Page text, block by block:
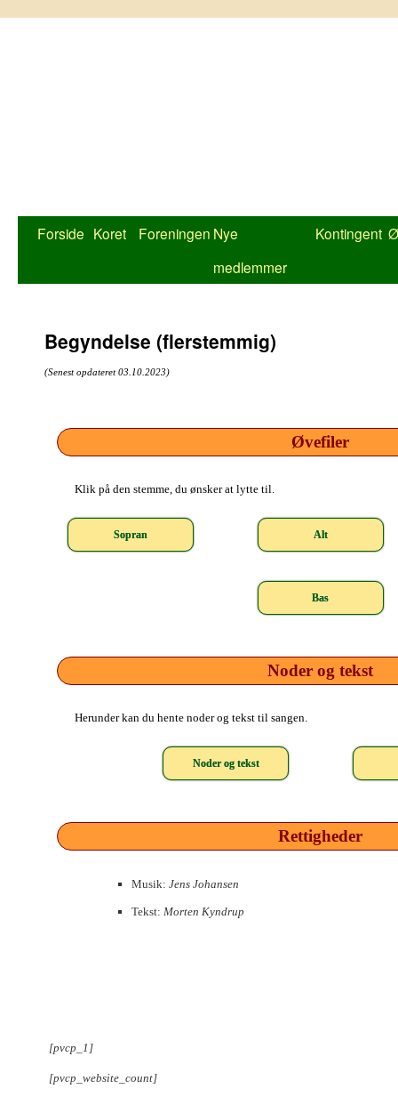
Forside Koret Foreningen Nye
medlemmer
Kontingent
Begyndelse (flerstemmig)
(Senest opdateret 03.10.2023)
Øvefiler
Klik på den stemme, du ønsker at lytte til.
Sopran Alt
Bas
Noder og tekst
Herunder kan du hente noder og tekst til sangen.
Noder og tekst
Rettigheder
Musik: Jens Johansen
Tekst: Morten Kyndrup
[pvcp_1]
[pvcp_website_count]